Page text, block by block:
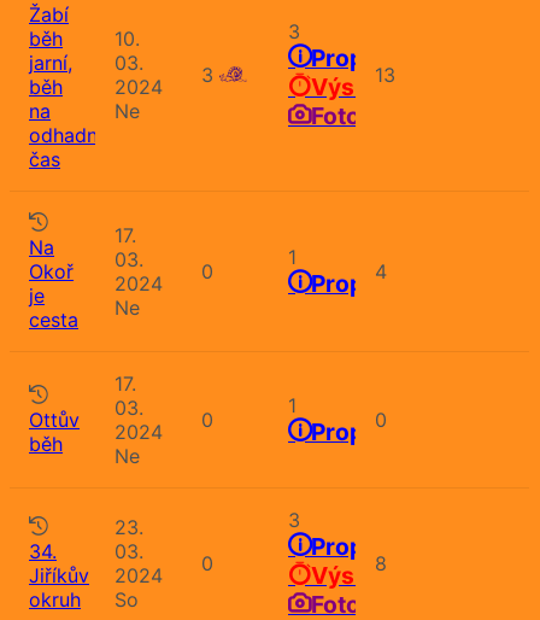
Žabí
běh
jarní,
běh
na
odhadnutý
čas
10.
03.
2024
Ne
3
3
Propozice
Výsledky
Fotografie
13
Na
Okoř
je
cesta
17.
03.
2024
Ne
0
1
Propozice
4
Ottův
běh
17.
03.
2024
Ne
0
1
Propozice
0
34.
Jiříkův
okruh
23.
03.
2024
So
0
3
Propozice
Výsledky
Fotografie
8